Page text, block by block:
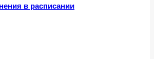
в расписании